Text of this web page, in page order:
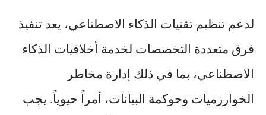
لدعم تنظيم تقنيات الذكاء الاصطناعي، يعد تنفيذ
فرق متعددة التخصصات لخدمة أخلاقيات الذكاء
الاصطناعي، بما في ذلك إدارة مخاطر
الخوارزميات وحوكمة البيانات، أمراً حيوياً. يجب